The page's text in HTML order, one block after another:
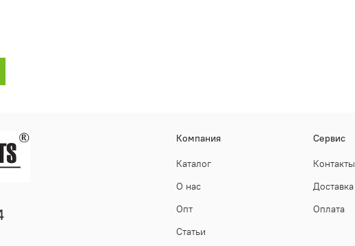
Компания
Каталог
О нас
Опт
Статьи
Сервис
Контакты
Доставка
Оплата